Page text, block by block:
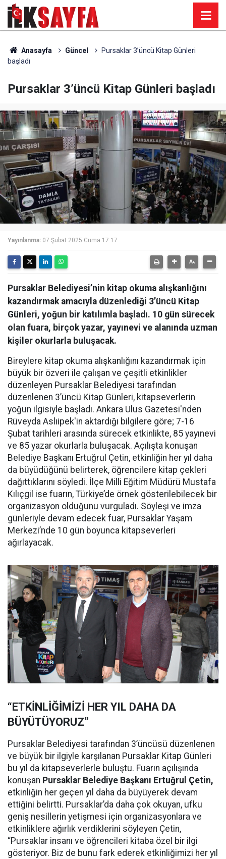
Anasayfa Güncel
Pursaklar 3’üncü Kitap Günleri
başladı
Pursaklar 3’üncü Kitap Günleri başladı
Yayınlanma: 07 Şubat 2025 Cuma 17:17
Pursaklar Belediyesi’nin kitap okuma alışkanlığını
kazandırmak amacıyla düzenlediği 3’üncü Kitap
Günleri, yoğun bir katılımla başladı. 10 gün sürecek
olan fuara, birçok yazar, yayınevi ve alanında uzman
kişiler okurlarla buluşacak.
Bireylere kitap okuma alışkanlığını kazandırmak için
büyük bir özveri ile çalışan ve çeşitli etkinlikler
düzenleyen Pursaklar Belediyesi tarafından
düzenlenen 3’üncü Kitap Günleri, kitapseverlerin
yoğun ilgisiyle başladı. Ankara Ulus Gazetesi'nden
Rüveyda Aslıipek'in aktardığı bilgilere göre; 7-16
Şubat tarihleri arasında sürecek etkinlikte, 85 yayınevi
ve 85 yazar okurlarla buluşacak. Açılışta konuşan
Belediye Başkanı Ertuğrul Çetin, etkinliğin her yıl daha
da büyüdüğünü belirterek, öğrencilere kitap çekleri
dağıttıklarını söyledi. İlçe Milli Eğitim Müdürü Mustafa
Kılıçgil ise fuarın, Türkiye’de örnek gösterilebilecek bir
organizasyon olduğunu vurguladı. Söyleşi ve imza
günleriyle devam edecek fuar, Pursaklar Yaşam
Merkezi’nde 10 gün boyunca kitapseverleri
ağırlayacak.
“ETKİNLİĞİMİZİ HER YIL DAHA DA
BÜYÜTÜYORUZ”
Pursaklar Belediyesi tarafından 3’üncüsü düzenlenen
ve büyük bir ilgiyle karşılanan Pursaklar Kitap Günleri
bu yıl da kitapseverlerle buluştu. Fuarın açılışında
konuşan Pursaklar Belediye Başkanı Ertuğrul Çetin,
etkinliğin her geçen yıl daha da büyüyerek devam
ettiğini belirtti. Pursaklar’da daha çok okuyan, ufku
geniş nesillerin yetişmesi için organizasyonlara ve
etkinliklere ağırlık verdiklerini söyleyen Çetin,
“Pursaklar insanı ve öğrencileri kitaba özel bir ilgi
gösteriyor. Biz de bunu fark ederek etkinliğimizi her yıl